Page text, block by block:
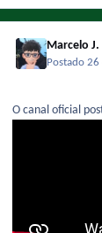
Marcelo J.
Postado26
O canal oficial